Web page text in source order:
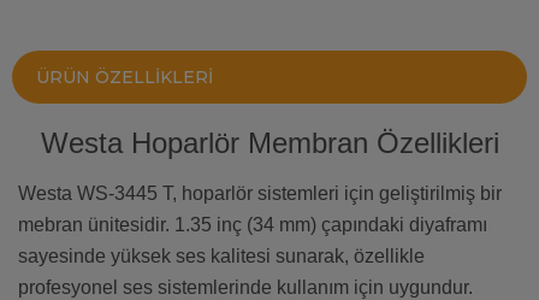
ÜRÜN ÖZELLIKLERI
Westa Hoparlör Membran Özellikleri
Westa WS-3445 T, hoparlör sistemleri için geliştirilmiş bir
mebran ünitesidir. 1.35 inç (34 mm) çapındaki diyaframı
sayesinde yüksek ses kalitesi sunarak, özellikle
profesyonel ses sistemlerinde kullanım için uygundur.